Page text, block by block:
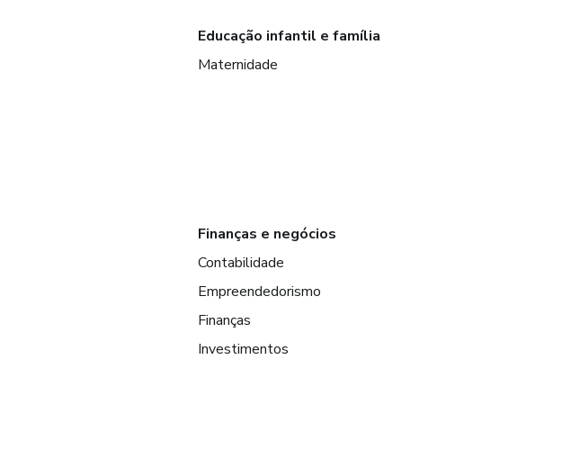
Educação infantil e família
Maternidade
Finanças e negócios
Contabilidade
Empreendedorismo
Finanças
Investimentos